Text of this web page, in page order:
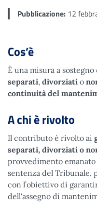
Pubblicazione: 12
Cos’è
È una misura a
separati, divorziati o
continuità del
A chi è rivolto
Il contributo è rivolto ai
separati, divorziati o
provvedimento
sentenza del Tribunale,
con l’obiettivo di
dell'assegno di